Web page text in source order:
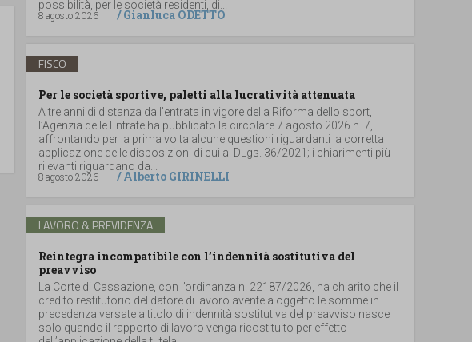
possibilità, per le società residenti, di...
8 agosto 2026
/Gianluca ODETTO
FISCO
Per le società sportive, paletti alla lucratività attenuata
A tre anni di distanza dall’entrata in vigore della Riforma dello sport,
l’Agenzia delle Entrate ha pubblicato la circolare 7 agosto 2026 n. 7,
affrontando per la prima volta alcune questioni riguardanti la corretta
applicazione delle disposizioni di cui al DLgs. 36/2021; i chiarimenti più
rilevanti riguardano da...
8 agosto 2026
/Alberto GIRINELLI
LAVORO & PREVIDENZA
Reintegra incompatibile con l’indennità sostitutiva del
preavviso
La Corte di Cassazione, con l’ordinanza n. 22187/2026, ha chiarito che il
credito restitutorio del datore di lavoro avente a oggetto le somme in
precedenza versate a titolo di indennità sostitutiva del preavviso nasce
solo quando il rapporto di lavoro venga ricostituito per effetto